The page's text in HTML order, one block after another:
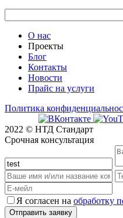
О нас
Проекты
Блог
Контакты
Новости
Прайс на услуги
Политика
2022 © НТД Стандарт
Срочная консультация
Я согласен на обработку